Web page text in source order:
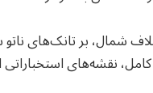
شمال، بر تانک‌های
نقشه‌های استخباراتی